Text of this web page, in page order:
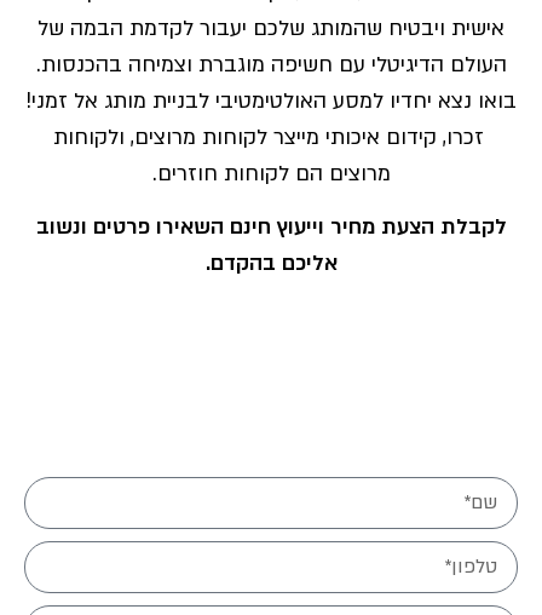
אישית ויבטיח שהמותג שלכם יעבור לקדמת הבמה של
העולם הדיגיטלי עם חשיפה מוגברת וצמיחה בהכנסות.
בואו נצא יחדיו למסע האולטימטיבי לבניית מותג אל זמני!
זכרו, קידום איכותי מייצר לקוחות מרוצים, ולקוחות
מרוצים הם לקוחות חוזרים.
לקבלת הצעת מחיר וייעוץ חינם השאירו פרטים ונשוב
אליכם בהקדם.